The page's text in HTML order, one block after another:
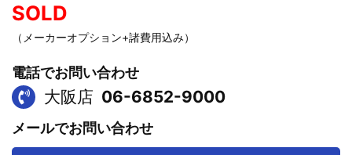
SOLD
（メーカーオプション+諸費用込み）
電話でお問い合わせ
大阪店 06-6852-9000
メールでお問い合わせ